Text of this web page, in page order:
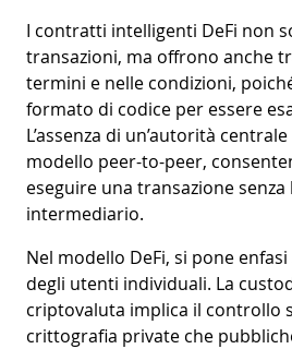
I contratti intelligenti DeFi non
transazioni, ma offrono anche
termini e nelle condizioni,
formato di codice per essere
L’assenza di un’autorità
modello peer-to-peer,
eseguire una transazione
intermediario.
Nel modello DeFi, si pone
degli utenti individuali. La
criptovaluta implica il controllo
crittografia private che